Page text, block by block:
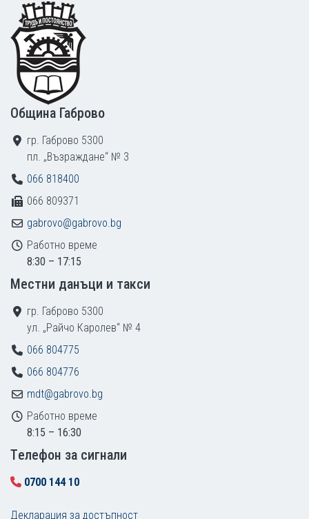
Footer
Община Габрово
гр. Габрово 5300
пл. „Възраждане“ № 3
066 818400
066 809371
gabrovo@gabrovo.bg
Работно време
8:30 – 17:15
Местни данъци и такси
гр. Габрово 5300
ул. „Райчо Каролев“ № 4
066 804775
066 804776
mdt@gabrovo.bg
Работно време
8:15 – 16:30
Tелефон за сигнали
0700 144 10
Декларация за достъпност